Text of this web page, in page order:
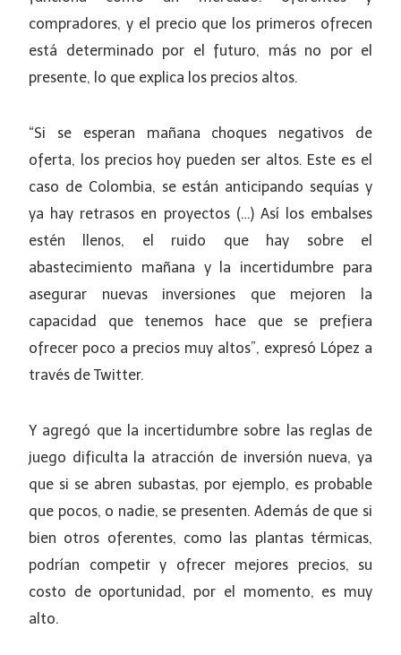
compradores, y el precio que los primeros ofrecen
está determinado por el futuro, más no por el
presente, lo que explica los precios altos.
“Si se esperan mañana choques negativos de
oferta, los precios hoy pueden ser altos. Este es el
caso de Colombia, se están anticipando sequías y
ya hay retrasos en proyectos (…) Así los embalses
estén llenos, el ruido que hay sobre el
abastecimiento mañana y la incertidumbre para
asegurar nuevas inversiones que mejoren la
capacidad que tenemos hace que se prefiera
ofrecer poco a precios muy altos”, expresó López a
través de Twitter.
Y agregó que la incertidumbre sobre las reglas de
juego dificulta la atracción de inversión nueva, ya
que si se abren subastas, por ejemplo, es probable
que pocos, o nadie, se presenten. Además de que si
bien otros oferentes, como las plantas térmicas,
podrían competir y ofrecer mejores precios, su
costo de oportunidad, por el momento, es muy
alto.